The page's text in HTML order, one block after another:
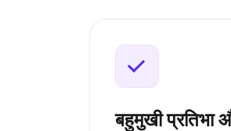
बहुमुखी प्रतिभा